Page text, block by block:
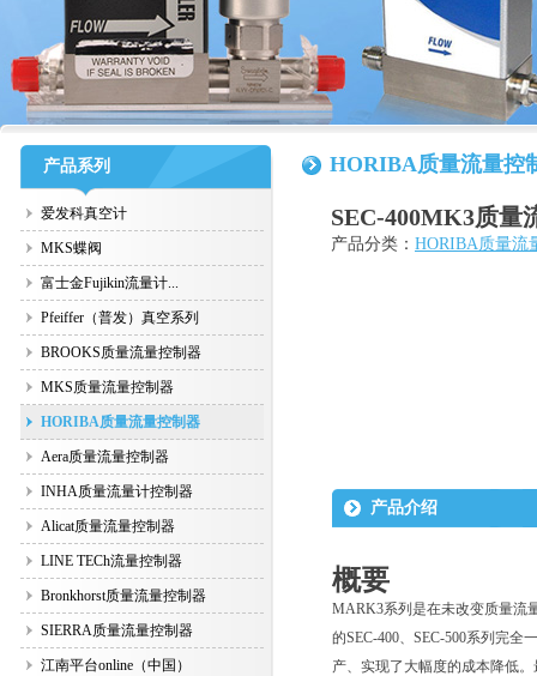
产品系列
爱发科真空计
MKS蝶阀
富士金Fujikin流量计...
Pfeiffer（普发）真空系列
BROOKS质量流量控制器
MKS质量流量控制器
HORIBA质量流量控制器
Aera质量流量控制器
INHA质量流量计控制器
Alicat质量流量控制器
LINE TECh流量控制器
Bronkhorst质量流量控制器
SIERRA质量流量控制器
江南平台online（中国）
HORIBA质量流量控
SEC-400MK3质量
产品分类： HORIBA质量流
产品介绍
概要
MARK3系列是在未改变质量流
的SEC-400、SEC-500系列完
产、实现了大幅度的成本降低